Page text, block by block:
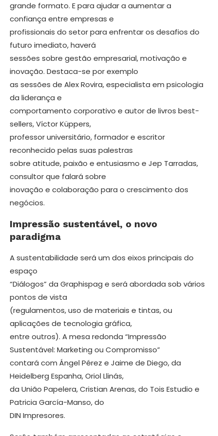
grande formato. E para ajudar a aumentar a
confiança entre empresas e
profissionais do setor para enfrentar os desafios do
futuro imediato, haverá
sessões sobre gestão empresarial, motivação e
inovação. Destaca-se por exemplo
as sessões de Alex Rovira, especialista em psicologia
da liderança e
comportamento corporativo e autor de livros best-
sellers, Víctor Küppers,
professor universitário, formador e escritor
reconhecido pelas suas palestras
sobre atitude, paixão e entusiasmo e Jep Tarradas,
consultor que falará sobre
inovação e colaboração para o crescimento dos
negócios.
Impressão sustentável, o novo
paradigma
A sustentabilidade será um dos eixos principais do
espaço
“Diálogos” da Graphispag e será abordada sob vários
pontos de vista
(regulamentos, uso de materiais e tintas, ou
aplicações de tecnologia gráfica,
entre outros). A mesa redonda “Impressão
Sustentável: Marketing ou Compromisso”
contará com Ángel Pérez e Jaime de Diego, da
Heidelberg Espanha, Oriol Llinás,
da União Papelera, Cristian Arenas, do Tois Estudio e
Patricia García-Manso, do
DIN Impresores.